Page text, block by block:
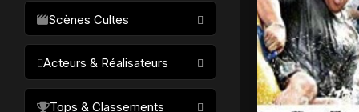
Drame / Thriller
Comédie/humour
Horreur
Fantastique
Scènes Cultes
Acteurs & Réalisateurs
Tops & Classements